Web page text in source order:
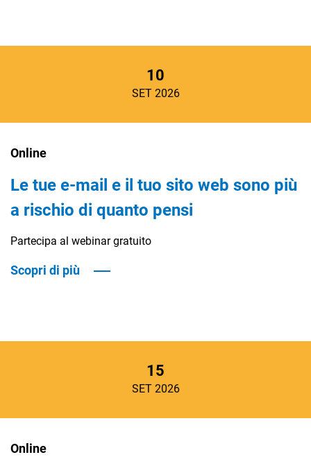
10
SET 2026
Online
Le tue e-mail e il tuo sito web sono più
a rischio di quanto pensi
Partecipa al webinar gratuito
Scopri di più
15
SET 2026
Online